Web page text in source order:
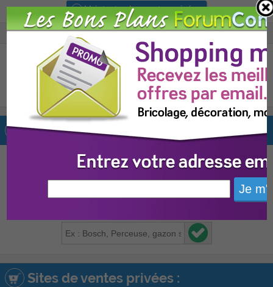
Voir toutes les ventes privées
Alerte ventes privées :
Ne ratez plus les ventes privées qui vous interessent.
email à chaque nouvelle vente privée
Sites de ventes privées :